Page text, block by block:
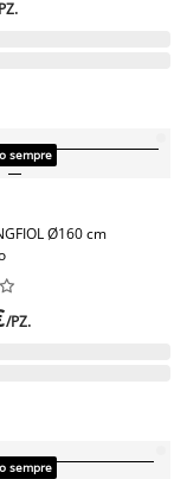
sempre
Ø160 cm


/PZ.
sempre